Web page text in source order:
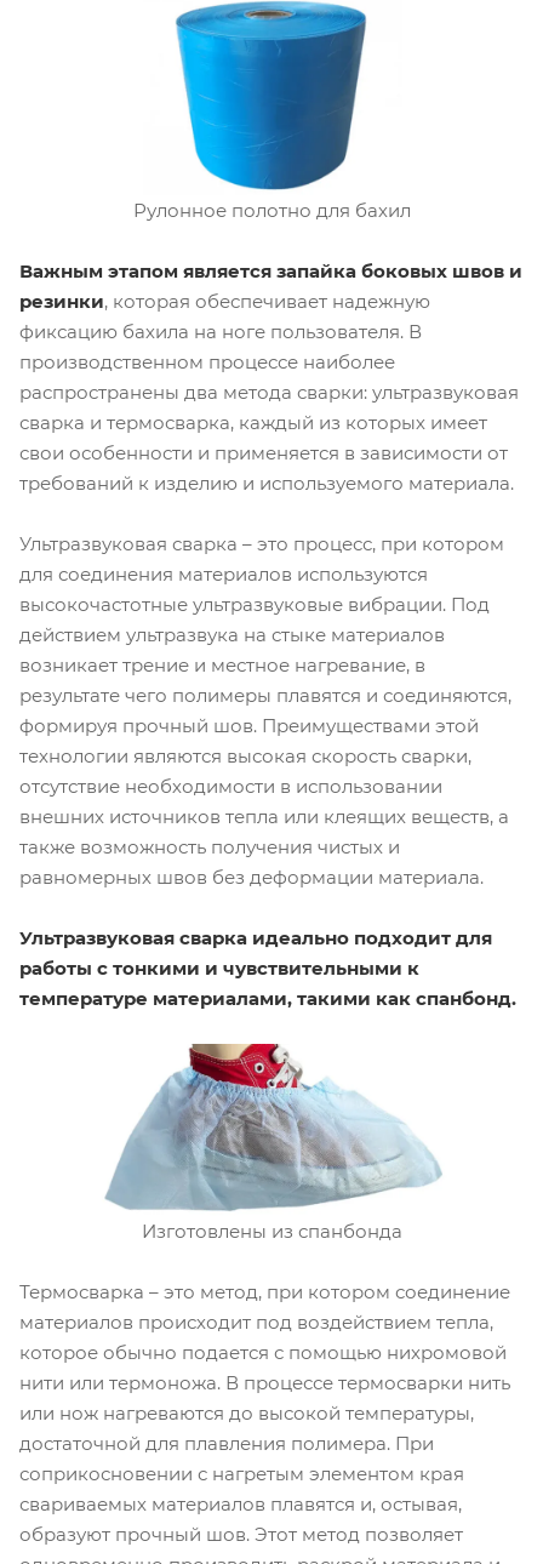
Рулонное полотно для бахил
Важным этапом является запайка боковых швов и
резинки, которая обеспечивает надежную
фиксацию бахила на ноге пользователя. В
производственном процессе наиболее
распространены два метода сварки: ультразвуковая
сварка и термосварка, каждый из которых имеет
свои особенности и применяется в зависимости от
требований к изделию и используемого материала.
Ультразвуковая сварка – это процесс, при котором
для соединения материалов используются
высокочастотные ультразвуковые вибрации. Под
действием ультразвука на стыке материалов
возникает трение и местное нагревание, в
результате чего полимеры плавятся и соединяются,
формируя прочный шов. Преимуществами этой
технологии являются высокая скорость сварки,
отсутствие необходимости в использовании
внешних источников тепла или клеящих веществ, а
также возможность получения чистых и
равномерных швов без деформации материала.
Ультразвуковая сварка идеально подходит для
работы с тонкими и чувствительными к
температуре материалами, такими как спанбонд.
Изготовлены из спанбонда
Термосварка – это метод, при котором соединение
материалов происходит под воздействием тепла,
которое обычно подается с помощью нихромовой
нити или термоножа. В процессе термосварки нить
или нож нагреваются до высокой температуры,
достаточной для плавления полимера. При
соприкосновении с нагретым элементом края
свариваемых материалов плавятся и, остывая,
образуют прочный шов. Этот метод позволяет